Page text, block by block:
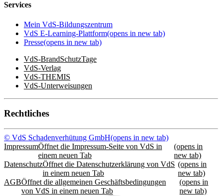
Services
Mein VdS-Bildungszentrum
VdS E-Learning-Plattform(opens in new tab)
Presse(opens in new tab)
VdS-BrandSchutzTage
VdS-Verlag
VdS-THEMIS
VdS-Unterweisungen
Rechtliches
© VdS Schadenverhütung GmbH(opens in new tab)
ImpressumÖffnet die Impressum-Seite von VdS in
einem neuen Tab
(opens in
new tab)
DatenschutzÖffnet die Datenschutzerklärung von VdS
in einem neuen Tab
(opens in
new tab)
AGBÖffnet die allgemeinen Geschäftsbedingungen
von VdS in einem neuen Tab
(opens in
new tab)